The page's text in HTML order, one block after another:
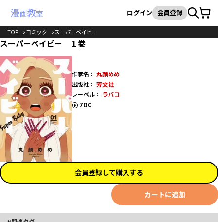
検索
ログイン 会員登録カート
TOP コミック スーパーベイビー
スーパーベイビー １巻
作家名： 丸顔めめ
出版社： 芳文社
レーベル： ラバコ
700
ポイント
会員登録して購入する
カートに追加